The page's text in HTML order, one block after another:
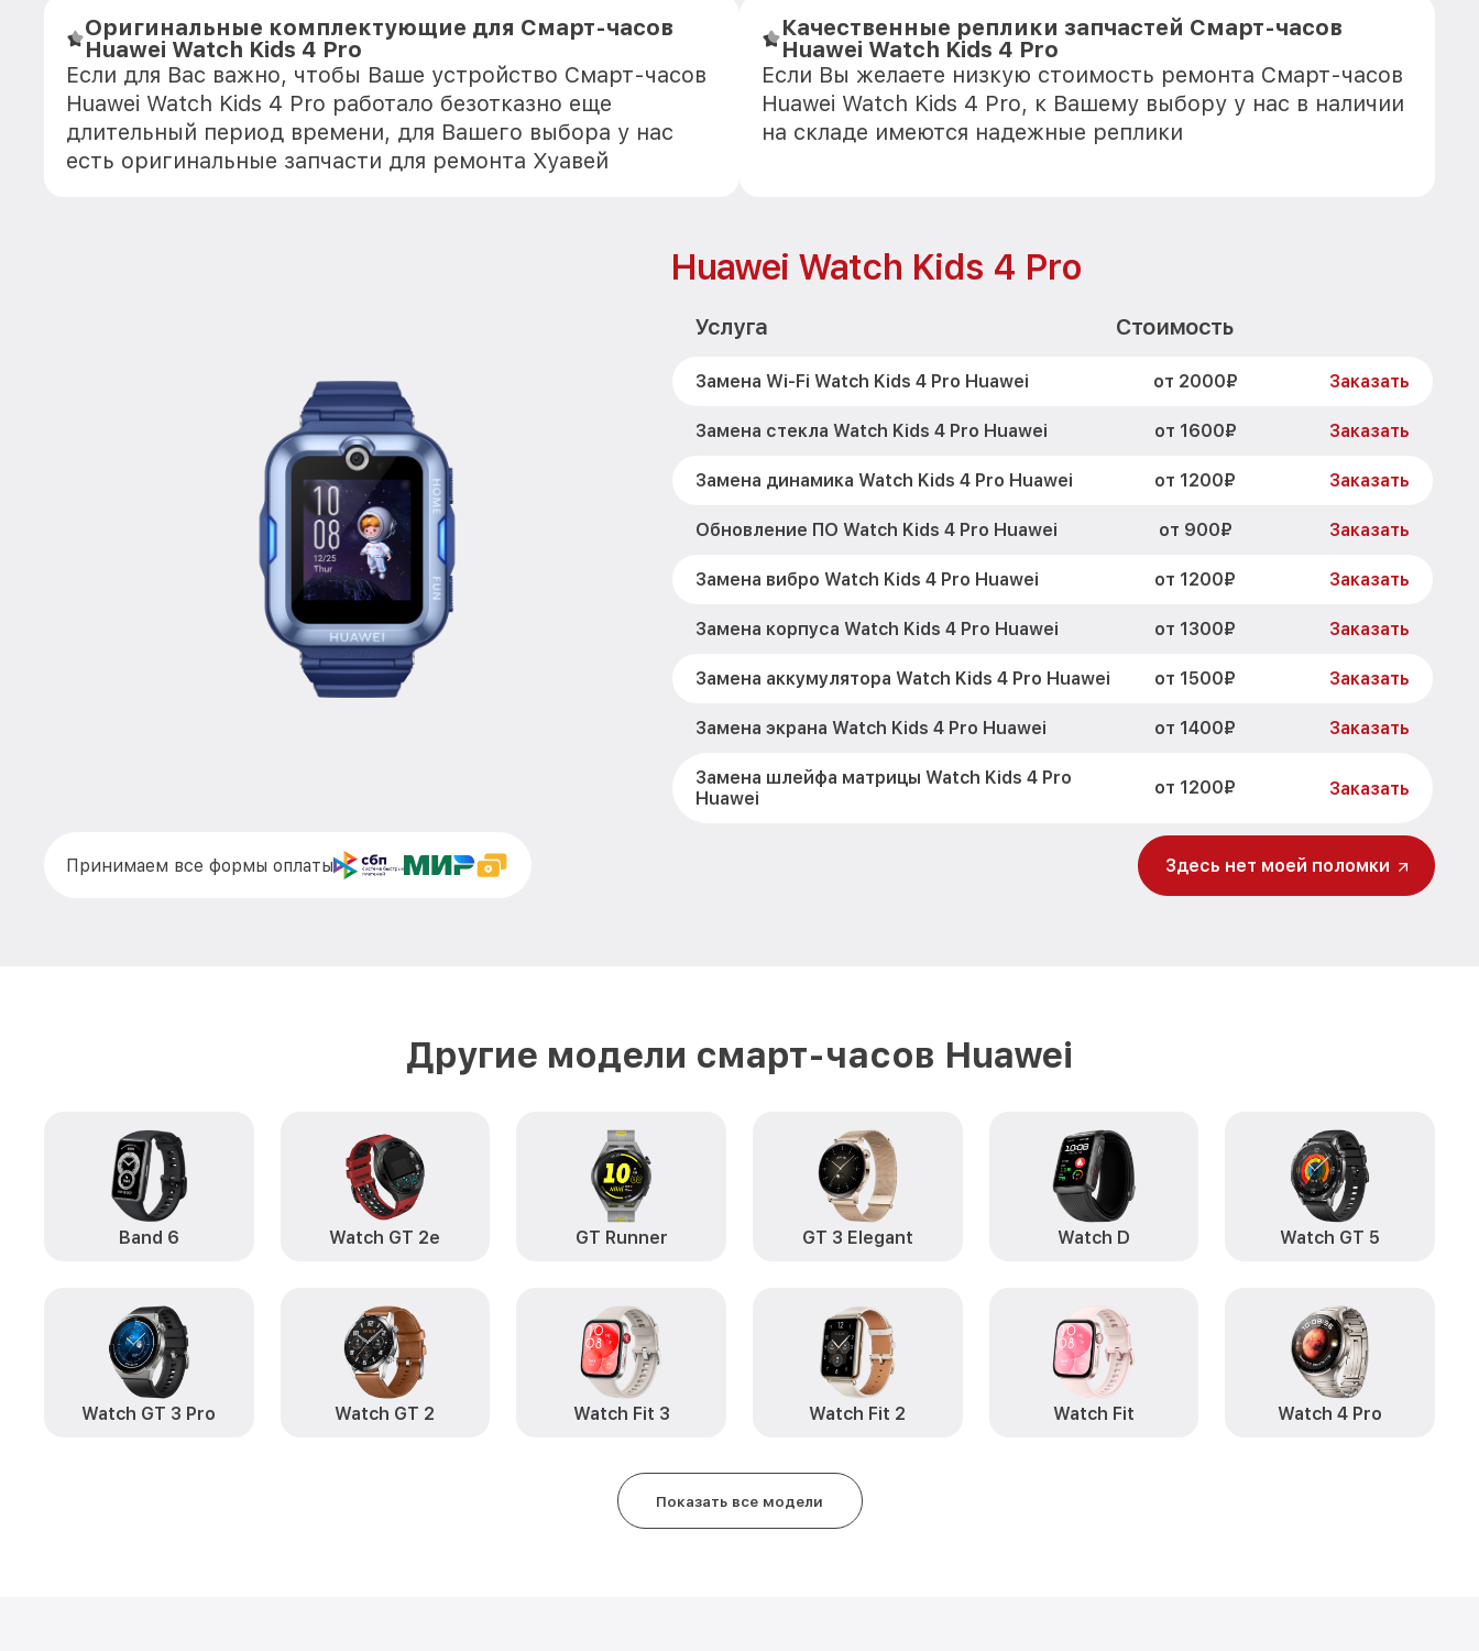
Оригинальные комплектующие для Смарт-часов
Huawei Watch Kids 4 Pro
Если для Вас важно, чтобы Ваше устройство Смарт-часов
Huawei Watch Kids 4 Pro работало безотказно еще
длительный период времени, для Вашего выбора у нас
есть оригинальные запчасти для ремонта Хуавей
Качественные реплики запчастей Смарт-часов
Huawei Watch Kids 4 Pro
Если Вы желаете низкую стоимость ремонта Смарт-часов
Huawei Watch Kids 4 Pro, к Вашему выбору у нас в наличии
на складе имеются надежные реплики
Huawei Watch Kids 4 Pro
Услуга Стоимость
Замена Wi-Fi Watch Kids 4 Pro Huawei от 2000₽ Заказать
Замена стекла Watch Kids 4 Pro Huawei от 1600₽ Заказать
Замена динамика Watch Kids 4 Pro Huawei от 1200₽ Заказать
Обновление ПО Watch Kids 4 Pro Huawei от 900₽ Заказать
Замена вибро Watch Kids 4 Pro Huawei от 1200₽ Заказать
Замена корпуса Watch Kids 4 Pro Huawei от 1300₽ Заказать
Замена аккумулятора Watch Kids 4 Pro Huawei от 1500₽ Заказать
Замена экрана Watch Kids 4 Pro Huawei от 1400₽ Заказать
Замена шлейфа матрицы Watch Kids 4 Pro
Huawei
от 1200₽ Заказать
Принимаем все формы оплаты Здесь нет моей поломки
Другие модели смарт-часов Huawei
Band 6 Watch GT 2e GT Runner GT 3 Elegant Watch D Watch GT 5
Watch GT 3 Pro Watch GT 2 Watch Fit 3 Watch Fit 2 Watch Fit Watch 4 Pro
Показать все модели